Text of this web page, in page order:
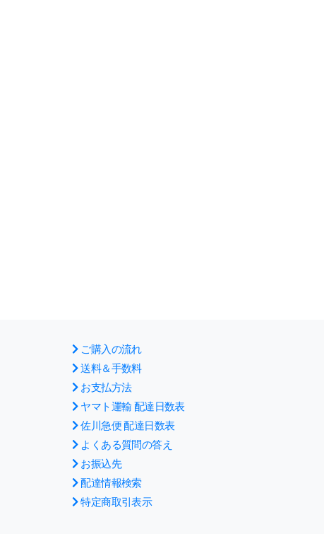
ご購入の流れ
送料＆手数料
お支払方法
ヤマト運輸 配達日数表
佐川急便 配達日数表
よくある質問の答え
お振込先
配達情報検索
特定商取引表示